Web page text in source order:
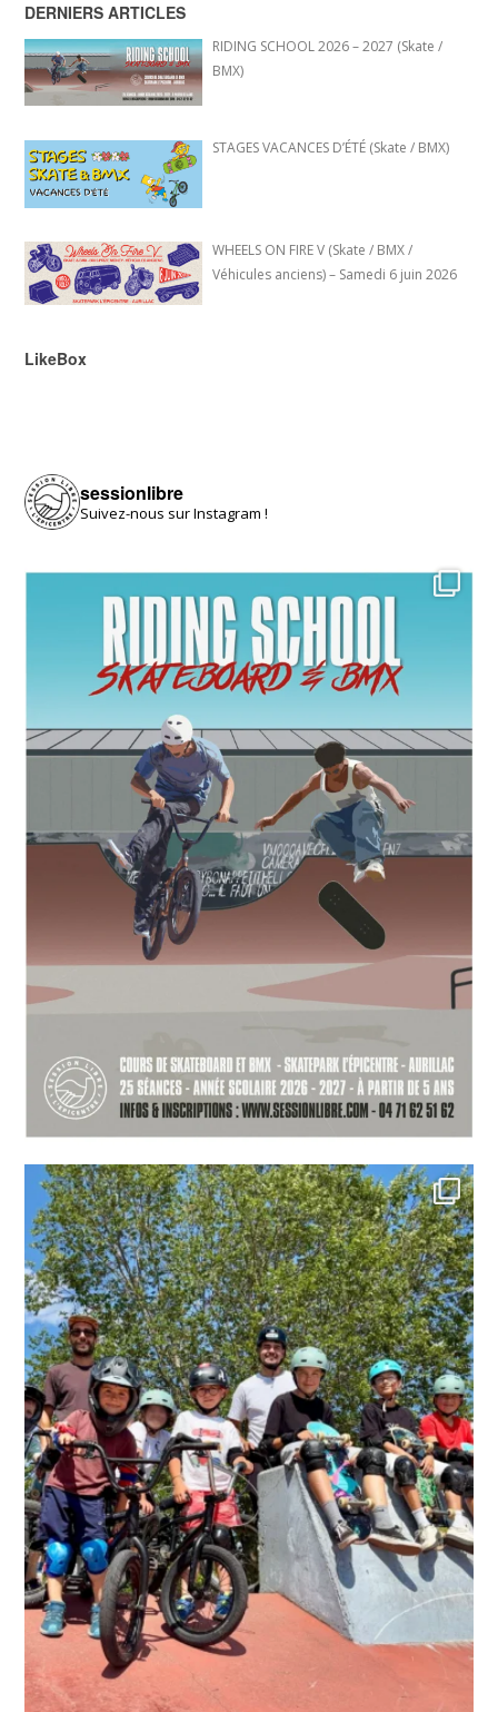
DERNIERS ARTICLES
RIDING SCHOOL 2026 – 2027 (Skate /
BMX)
STAGES VACANCES D’ÉTÉ (Skate / BMX)
WHEELS ON FIRE V (Skate / BMX /
Véhicules anciens) – Samedi 6 juin 2026
LikeBox
sessionlibre
Suivez-nous sur Instagram !